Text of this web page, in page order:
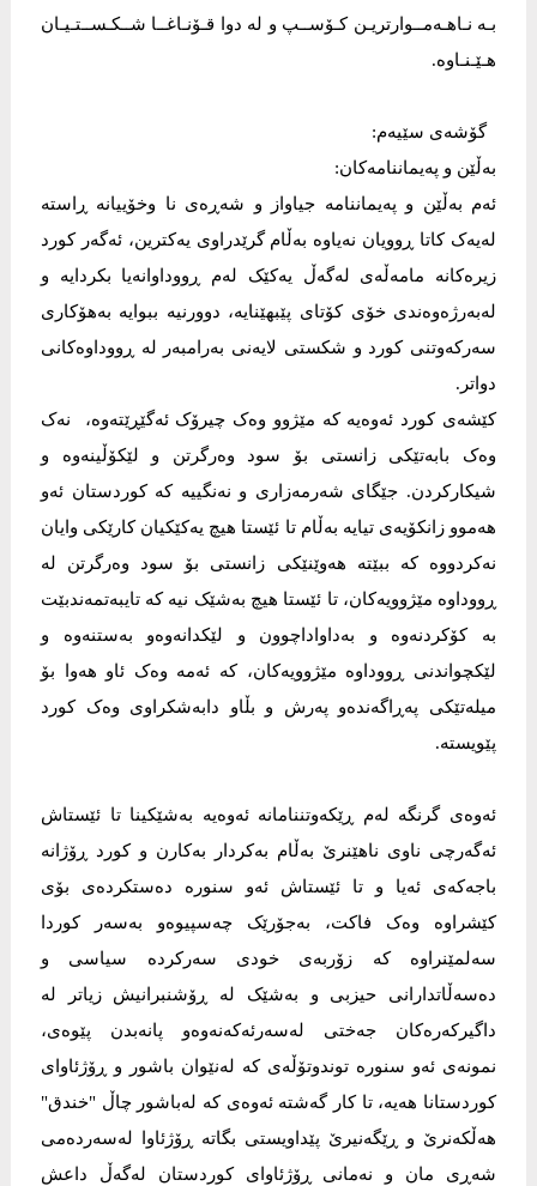
بـە نـاهـەمــوارتریـن کـۆســپ و لە دوا قـۆنـاغــا شــکـســتـیـان
هـێـنـاوە.
گۆشەی سێیەم:
بەڵێن و پەیماننامەکان:
ئەم بەڵێن و پەیماننامە جیاواز و شەڕەی نا وخۆییانە ڕاستە
لەیەک کاتا ڕوویان نەیاوە بەڵام گرێدراوی یەکترین، ئەگەر کورد
زیرەکانە مامەڵەی لەگەڵ یەکێک لەم ڕووداوانەیا بکردایە و
لەبەرژەوەندی خۆی کۆتای پێبهێنایە، دوورنیە ببوایە بەهۆکاری
سەرکەوتنی کورد و شکستی لایەنی بەرامبەر لە ڕووداوەکانی
دواتر.
کێشەی کورد ئەوەیە کە مێژوو وەک چیرۆک ئەگێڕێتەوە، نەک
وەک بابەتێکی زانستی بۆ سود وەرگرتن و لێکۆڵینەوە و
شیکارکردن. جێگای شەرمەزاری و نەنگییە کە کوردستان ئەو
هەموو زانکۆیەی تیایە بەڵام تا ئێستا هیچ یەکێکیان کارێكی وایان
نەکردووە کە ببێتە هەوێنێکی زانستی بۆ سود وەرگرتن لە
ڕووداوە مێژوویەکان، تا ئێستا هیچ بەشێک نیە کە تایبەتمەندبێت
بە کۆکردنەوە و بەداواداچوون و لێکدانەوەو بەستنەوە و
لێکچواندنی ڕووداوە مێژوویەکان، کە ئەمە وەک ئاو هەوا بۆ
میلەتێکی پەڕاگەندەو پەرش و بڵاو دابەشکراوی وەک کورد
پێویستە.
ئەوەی گرنگە لەم ڕێکەوتننامانە ئەوەیە بەشێکینا تا ئێستاش
ئەگەرچی ناوی ناهێنرێ بەڵام بەکردار بەکارن و کورد ڕۆژانە
باجەکەی ئەیا و تا ئێستاش ئەو سنورە دەستکردەی بۆی
کێشراوە وەک فاکت، بەجۆرێک چەسپیوەو بەسەر کوردا
سەلمێنراوە کە زۆربەی خودی سەرکردە سیاسی و
دەسەڵاتدارانی حیزبی و بەشێک لە ڕۆشنبرانیش زیاتر لە
داگیرکەرەکان جەختی لەسەرئەکەنەوەو پانەبدن پێوەی،
نمونەی ئەو سنورە توندوتۆڵەی کە لەنێوان باشور و ڕۆژئاوای
کوردستانا هەیە، تا کار گەشتە ئەوەی کە لەباشور چاڵ "خندق"
هەڵکەنرێ و ڕێگەنیرێ پێداویستی بگاتە ڕۆژئاوا لەسەردەمی
شەڕی مان و نەمانی ڕۆژئاوای کوردستان لەگەڵ داعش